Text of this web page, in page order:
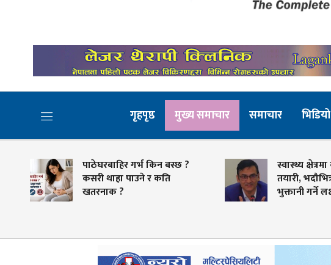
गृहपृष्ठ मुख्य समाचार समाचार भिडियो
पाठेघरबाहिर गर्भ किन बस्छ ?
कसरी थाहा पाउने र कति
खतरनाक ?
स्वास्थ्य क्षेत्रमा व्यापक सुधारको
तयारी, भदौभित्र बीमाको बक्यौता
भुक्तानी गर्ने लक्ष्य